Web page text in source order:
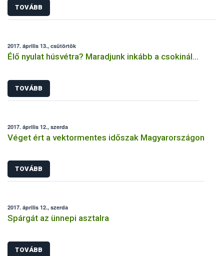
TOVÁBB
2017. április 13., csütörtök
Élő nyulat húsvétra? Maradjunk inkább a csokinál…
TOVÁBB
2017. április 12., szerda
Véget ért a vektormentes időszak Magyarországon
TOVÁBB
2017. április 12., szerda
Spárgát az ünnepi asztalra
TOVÁBB